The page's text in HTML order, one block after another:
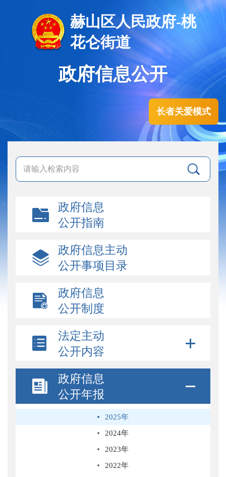
赫山区人民政府-桃
花仑街道
政府信息公开
长者关爱模式
政府信息
公开指南
政府信息主动
公开事项目录
政府信息
公开制度
法定主动
公开内容
政府信息
公开年报
2025年
2024年
2023年
2022年